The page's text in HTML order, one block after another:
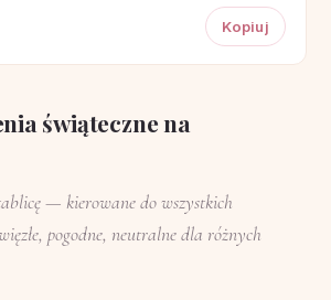
Kopiuj
świąteczne na
— kierowane do wszystkich
pogodne, neutralne dla różnych